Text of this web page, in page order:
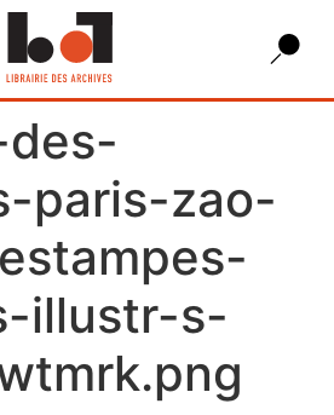
paris-zao-
illustr-s-